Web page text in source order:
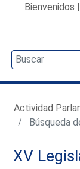
Bienvenidos |
Actividad
Búsqueda
XV